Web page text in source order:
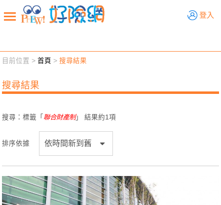
登入
新聞觀點 業務交流
退休先準備 好險學堂 輔銷工具 活動專區
目前位置 >首頁 >搜尋結果
搜尋結果
搜尋：標籤「 聯合財產制」 結果約1項
排序依據